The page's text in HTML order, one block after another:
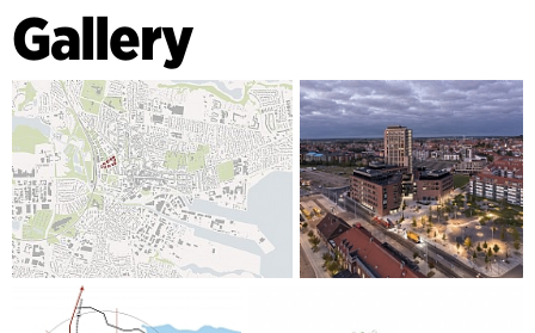
Gewerbe und Unternehmertum sowie die Bürger der Stadt
durch drei Atriumgebäude und einen hohen Turm mit 16
Stockwerken, das Innovationshaus, die durch einen großen
gemeinsamen Atriumraum miteinander verbunden sind. 21
verschiedene Ausbildungen sind hier um akademische
Zentren und Gemeinschaftsbereiche wie öffentliches
Restaurant, Café, Bibliothek, „Dramatorium“ und ein
Auditorium angeordnet. Die gebäudeintegrierte Kunst
wurde in Zusammenarbeit zwischen dem Franzosen Daniel
Buren und C.F. Møller Architects geschaffen, und trägt zu
einzigartigen Erlebnissen für Nutzer und Besucher des Via
Gallery